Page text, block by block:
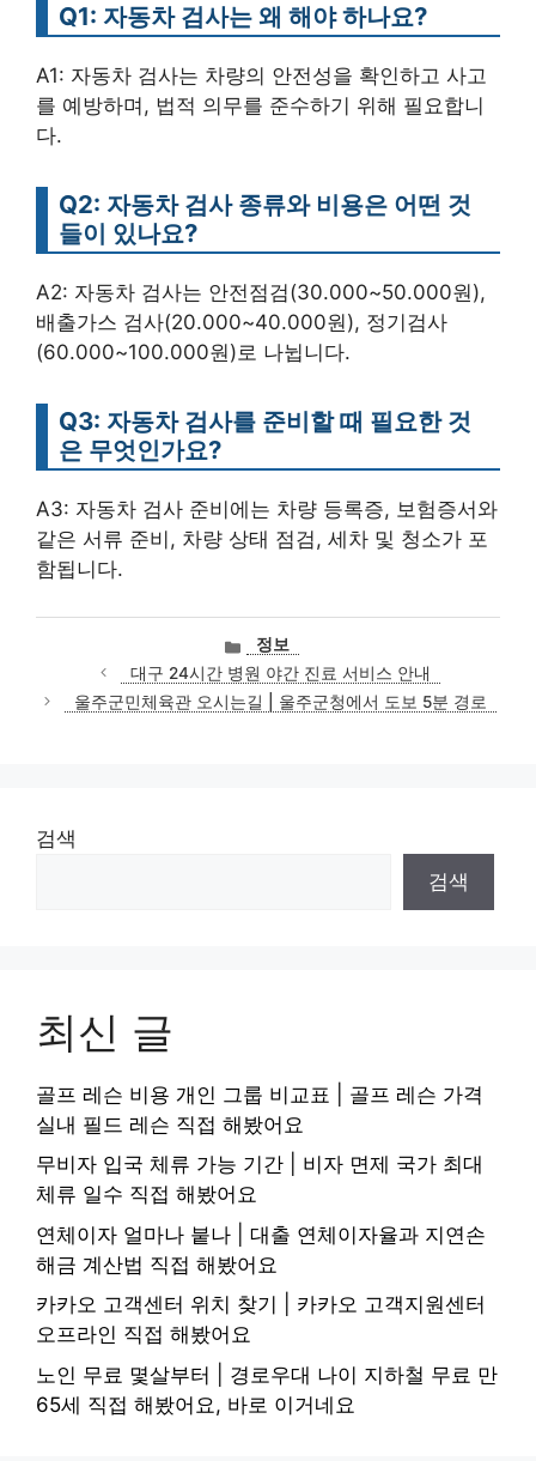
Q1: 자동차 검사는 왜 해야 하나요?
A1: 자동차 검사는 차량의 안전성을 확인하고 사고
를 예방하며, 법적 의무를 준수하기 위해 필요합니
다.
Q2: 자동차 검사 종류와 비용은 어떤 것
들이 있나요?
A2: 자동차 검사는 안전점검(30.000~50.000원),
배출가스 검사(20.000~40.000원), 정기검사
(60.000~100.000원)로 나뉩니다.
Q3: 자동차 검사를 준비할 때 필요한 것
은 무엇인가요?
A3: 자동차 검사 준비에는 차량 등록증, 보험증서와
같은 서류 준비, 차량 상태 점검, 세차 및 청소가 포
함됩니다.
카
테
고
리
정보
대구 24시간 병원 야간 진료 서비스 안내
울주군민체육관 오시는길 | 울주군청에서 도보 5분 경로
검색
검색
최신 글
골프 레슨 비용 개인 그룹 비교표 | 골프 레슨 가격
실내 필드 레슨 직접 해봤어요
무비자 입국 체류 가능 기간 | 비자 면제 국가 최대
체류 일수 직접 해봤어요
연체이자 얼마나 붙나 | 대출 연체이자율과 지연손
해금 계산법 직접 해봤어요
카카오 고객센터 위치 찾기 | 카카오 고객지원센터
오프라인 직접 해봤어요
노인 무료 몇살부터 | 경로우대 나이 지하철 무료 만
65세 직접 해봤어요, 바로 이거네요